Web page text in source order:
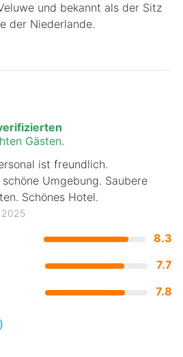
und bekannt als der Sitz
der Niederlande.
8.3
7.7
7.8
Gästen.
ist freundlich.
Umgebung. Saubere
Schönes Hotel.
2025